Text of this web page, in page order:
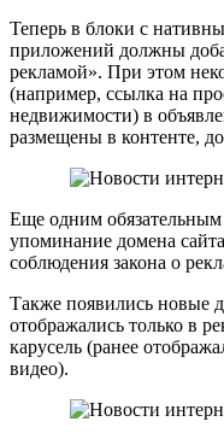
Теперь в блоки с
приложений должны
рекламой». При этом
(например, ссылка на
недвижимости) в
размещены в контенте,
Еще одним обязательным
упоминание домена
соблюдения закона о
Также появились новые
отображались только в
карусель (ранее
видео).